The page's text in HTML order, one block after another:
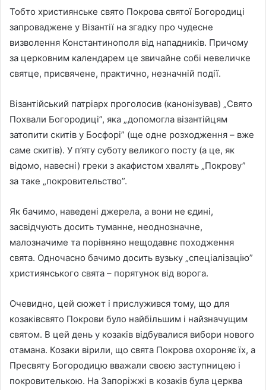
Тобто християнське свято Покрова святої Богородиці
запроваджене у Візантії на згадку про чудесне
визволення Константинополя від нападників. Причому
за церковним календарем це звичайне собі невеличке
святце, присвячене, практично, незначній події.
Візантійський патріарх проголосив (канонізував) „Свято
Похвали Богородиці”, яка „допомогла візантійцям
затопити скитів у Босфорі” (ще одне розходження – вже
саме скитів). У п’яту суботу великого посту (а це, як
відомо, навесні) греки з акафистом хвалять „Покрову”
за таке „покровительство”.
Як бачимо, наведені джерела, а вони не єдині,
засвідчують досить туманне, неоднозначне,
малозначиме та порівняно нещодавнє походження
свята. Одночасно бачимо досить вузьку „спеціалізацію”
християнського свята – порятунок від ворога.
Очевидно, цей сюжет і прислужився тому, що для
козаківсвято Покрови було найбільшим і найзначущим
святом. В цей день у козаків відбувалися вибори нового
отамана. Козаки вірили, що свята Покрова охороняє їх, а
Пресвяту Богородицю вважали своєю заступницею і
покровителькою. На Запоріжжі в козаків була церква